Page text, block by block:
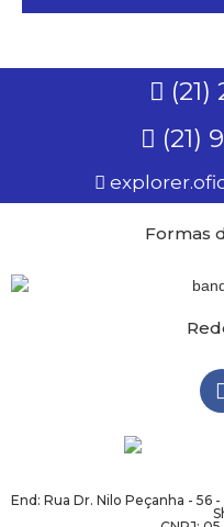
(21)
(21)
Formas
End: Rua Dr. Nilo Peçanha - 56